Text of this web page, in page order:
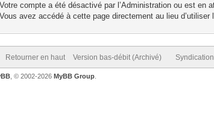
Votre compte a été désactivé par l’Administration ou est en
Vous avez accédé à cette page directement au lieu
Retourner en haut Version bas-débit (Archivé)
, © 2002-2026 MyBB Group.